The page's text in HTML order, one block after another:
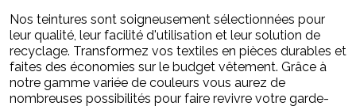
Nos teintures sont soigneusement sélectionnées pour
leur qualité, leur facilité d'utilisation et leur solution de
recyclage. Transformez vos textiles en pièces durables et
faites des économies sur le budget vêtement. Grâce à
notre gamme variée de couleurs vous aurez de
nombreuses possibilités pour faire revivre votre garde-